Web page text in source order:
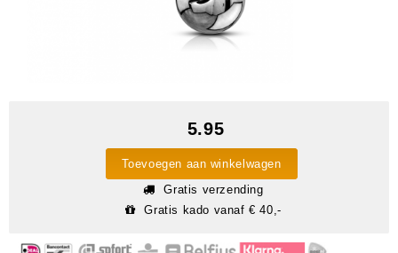
5.95
Toevoegen aan winkelwagen
Gratis verzending
Gratis kado vanaf € 40,-